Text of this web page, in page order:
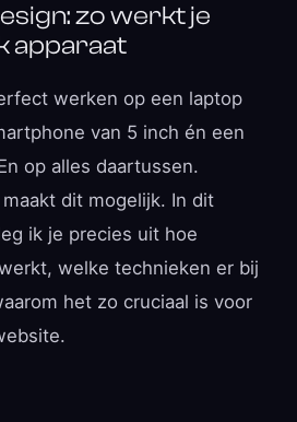
zo werkt je
apparaat
werken op een laptop
van 5 inch én een
op alles daartussen.
dit mogelijk. In dit
ik je precies uit hoe
welke technieken er bij
het zo cruciaal is voor